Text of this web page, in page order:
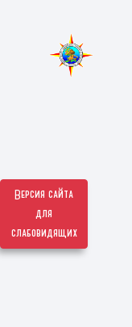
Версия сайта
для
слабовидящих